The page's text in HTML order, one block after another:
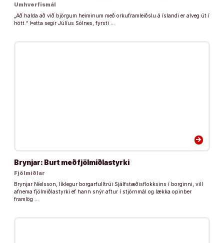
Umhverfismál
„Að halda að við björgum heiminum með orkuframleiðslu á íslandi er alveg út í
hött.“ Þetta segir Júlíus Sólnes, fyrsti …
arrow_forward
Brynjar: Burt með fjölmiðlastyrki
Fjölmiðlar
Brynjar Níelsson, líklegur borgarfulltrúi Sjálfstæðisflokksins í borginni, vill
afnema fjölmiðlastyrki ef hann snýr aftur í stjórnmál og lækka opinber
framlög …